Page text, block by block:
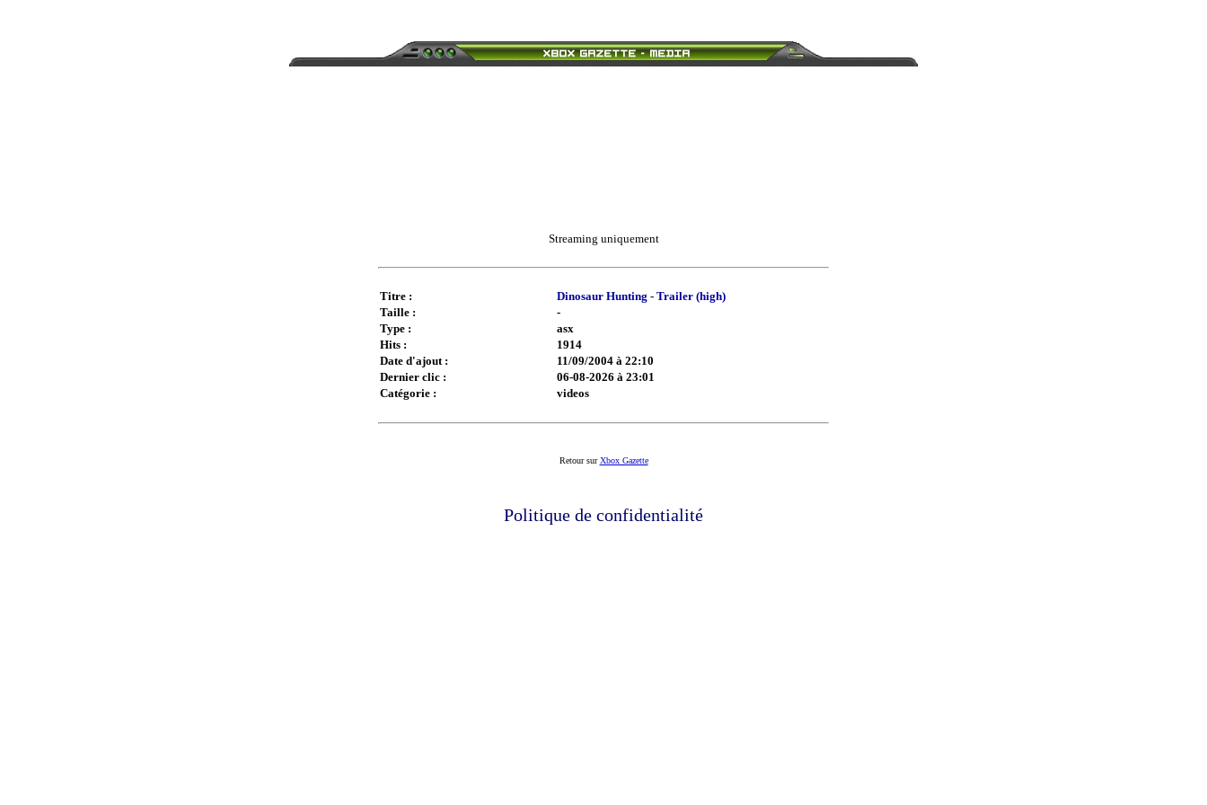
Streaming uniquement
Titre :
Dinosaur Hunting - Trailer (high)
Taille :
-
Type :
asx
Hits :
1914
Date d'ajout :
11/09/2004 à 22:10
Dernier clic :
06-08-2026 à 23:01
Catégorie :
videos
Retour surXbox Gazette
Politique de confidentialité